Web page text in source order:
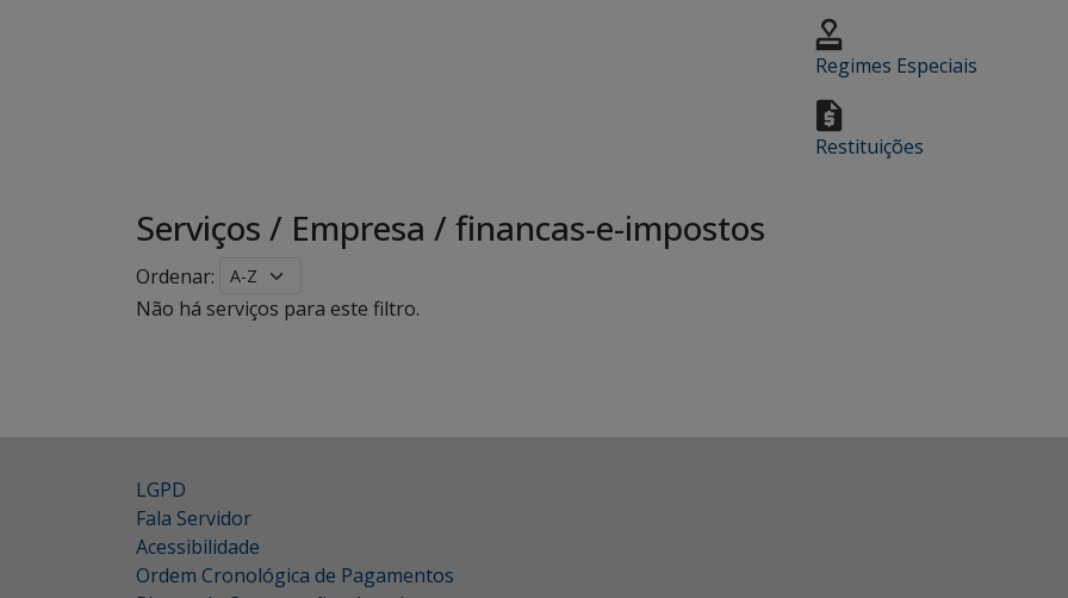
Regimes Especiais
Restituições
Serviços / Empresa / financas-e-impostos
Ordenar:
Não há serviços para este filtro.
LGPD
Fala Servidor
Acessibilidade
Ordem Cronológica de Pagamentos